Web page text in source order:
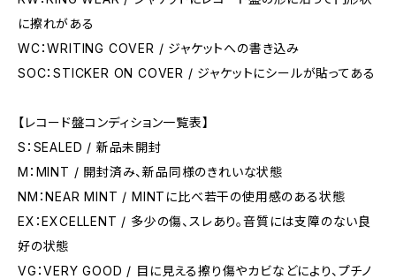
に擦れがある
WC：WRITING COVER / ジャケットへの書き込み
SOC：STICKER ON COVER / ジャケットにシールが貼ってある
【レコード盤コンディション一覧表】
S：SEALED / 新品未開封
M：MINT / 開封済み、新品同様のきれいな状態
NM：NEAR MINT / MINTに比べ若干の使用感のある状態
EX：EXCELLENT / 多少の傷、スレあり。音質には支障のない良
好の状態
VG：VERY GOOD / 目に見える擦り傷やカビなどにより、プチノ